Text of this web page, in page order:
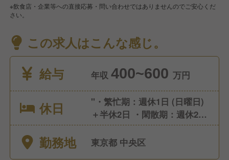
※飲食店・企業等への直接応募・問い合わせではありませんのでご安心くだ
さい。
この求人はこんな感じ。
給与
年収 400~600 万円
休日
"・繁忙期：週休1日 (日曜日)
＋半休2日 ・閑散期：週休2日
(日曜日・月曜日) ※休みの曜日
は応相談 ・年末年始休暇 ・有
勤務地 東京都 中央区